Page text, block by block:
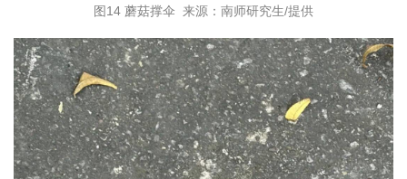
图14 蘑菇撑伞 来源：南师研究生/提供